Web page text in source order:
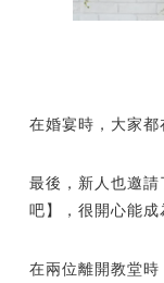
在婚宴時，大家都
最後，新人也邀
吧】，很開心能成
在兩位離開教堂時